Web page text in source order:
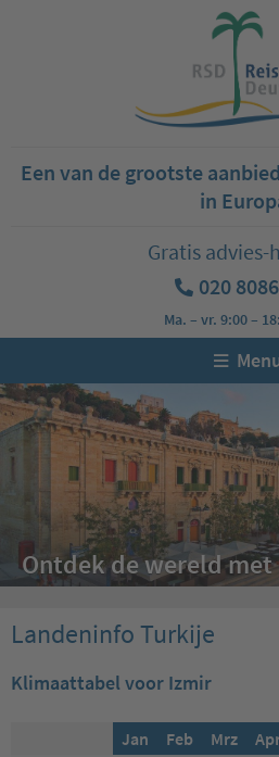
Een van de grootste
in
Gratis
020
Ma. – vr. 9:00 –
Ontdek de wereld met
Landeninfo Turkije
Klimaattabel voor Izmir
Jan Feb Mrz